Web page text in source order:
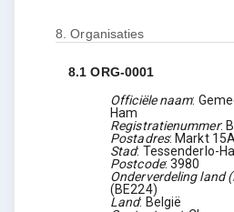
8.Organisaties
8.1ORG-0001
Officiële naam:
Ham
Registratienummer:
Postadres:Markt 15A
Stad: Tessenderlo-
Postcode:3980
Onderverdeling land
(BE224)
Land: België